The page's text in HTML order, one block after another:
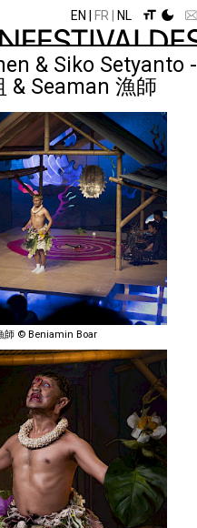
EN FR NL
& Siko Setyanto -
& Seaman 漁師
師 © Beniamin Boar